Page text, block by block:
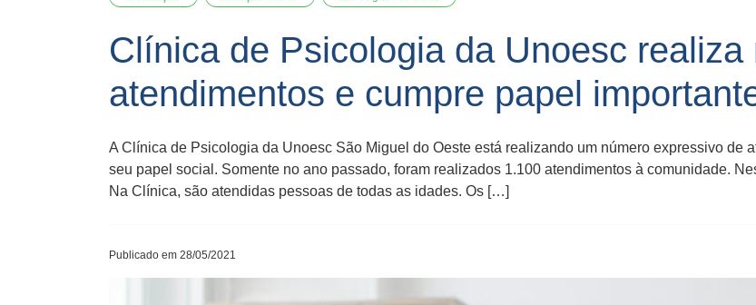
Clínica de Psicologia da Unoesc
atendimentos e cumpre papel
A Clínica de Psicologia da Unoesc São Miguel do Oeste está realizando um número expressivo de
seu papel social. Somente no ano passado, foram realizados 1.100 atendimentos à comunidade.
Na Clínica, são atendidas pessoas de todas as idades. Os […]
Publicado em 28/05/2021